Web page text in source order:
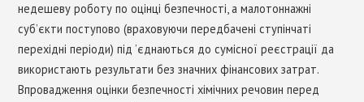
недешеву роботу по оцінці безпечності, а малотоннажні
суб’єкти поступово (враховуючи передбачені ступінчаті
перехідні періоди) під ’єднаються до сумісної реєстрації да
використають результати без значних фінансових затрат.
Впровадження оцінки безпечності хімічних речовин перед